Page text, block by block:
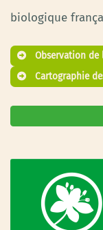
biologique
Observation
Cartographie